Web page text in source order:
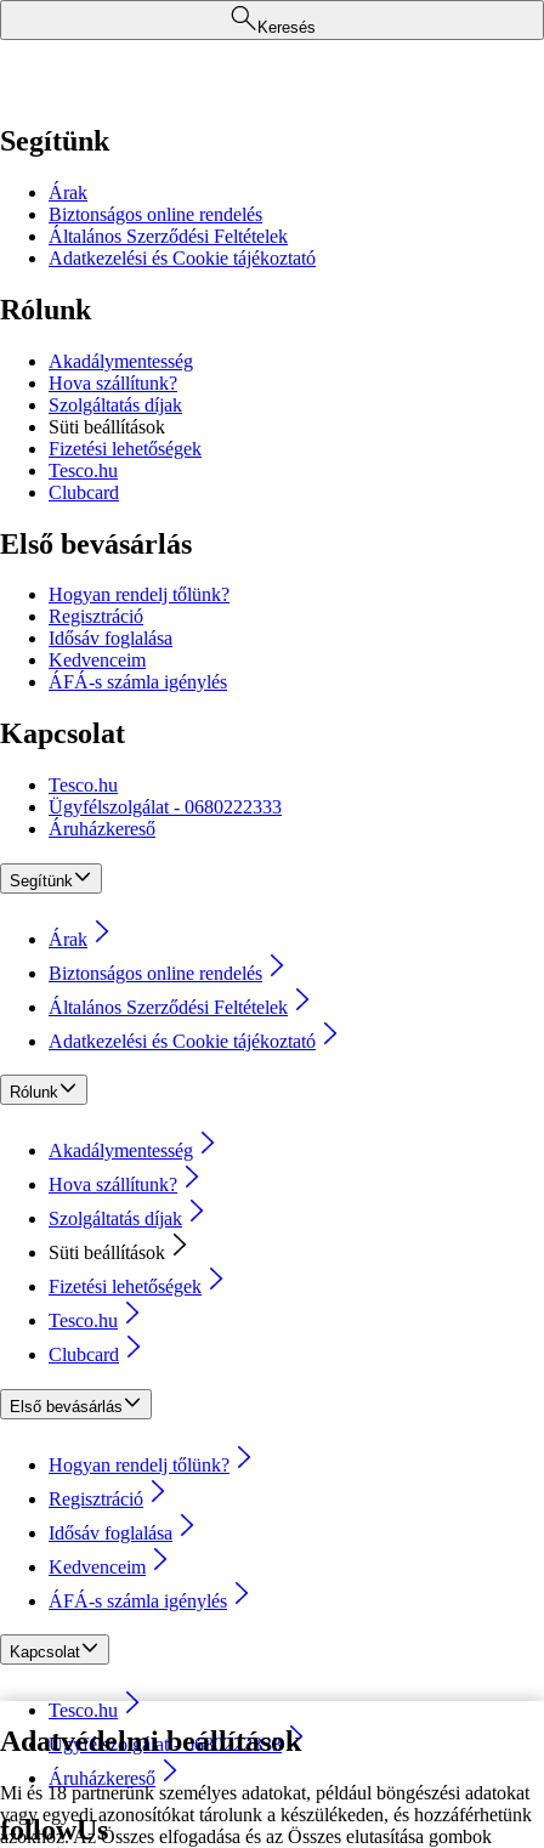
Adatvédelmi beállítások
Mi és 18 partnerünk személyes adatokat, például böngészési adatokat
vagy egyedi azonosítókat tárolunk a készülékeden, és hozzáférhetünk
azokhoz. Az Összes elfogadása és az Összes elutasítása gombok
Keresés
Segítünk
Árak
Biztonságos online rendelés
Általános Szerződési Feltételek
Adatkezelési és Cookie tájékoztató
Rólunk
Akadálymentesség
Hova szállítunk?
Szolgáltatás díjak
Süti beállítások
Fizetési lehetőségek
Tesco.hu
Clubcard
Első bevásárlás
Hogyan rendelj tőlünk?
Regisztráció
Idősáv foglalása
Kedvenceim
ÁFÁ-s számla igénylés
Kapcsolat
Tesco.hu
Ügyfélszolgálat - 0680222333
Áruházkereső
Segítünk
Árak
Biztonságos online rendelés
Általános Szerződési Feltételek
Adatkezelési és Cookie tájékoztató
Rólunk
Akadálymentesség
Hova szállítunk?
Szolgáltatás díjak
Süti beállítások
Fizetési lehetőségek
Tesco.hu
Clubcard
Első bevásárlás
Hogyan rendelj tőlünk?
Regisztráció
Idősáv foglalása
Kedvenceim
ÁFÁ-s számla igénylés
Kapcsolat
Tesco.hu
Ügyfélszolgálat - 0680222333
Áruházkereső
followUs